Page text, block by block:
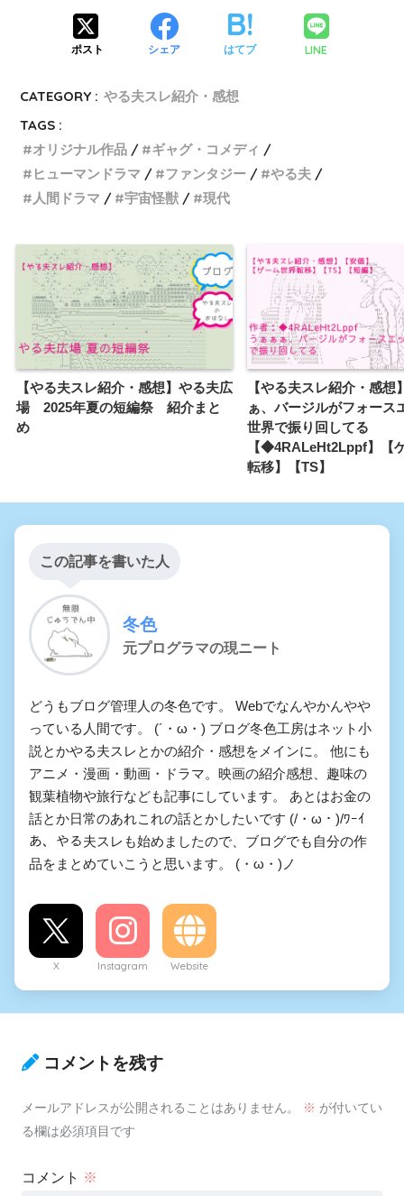
ポスト シェア はてブ LINE
CATEGORY : やる夫スレ紹介・感想
TAGS :
オリジナル作品
ギャグ・コメディ
ヒューマンドラマ
ファンタジー
やる夫
人間ドラマ
宇宙怪獣 現代
【やる夫スレ紹介・感想】やる夫広
場 2025年夏の短編祭 紹介まと
め
【やる夫スレ紹介・感想
ぁ、バージルがフォース
世界で振り回してる
【◆4RALeHt2Lppf】【
転移】【TS】
この記事を書いた人
冬色
元プログラマの現ニート
どうもブログ管理人の冬色です。 Webでなんやかんやや
っている人間です。 (´・ω・) ブログ冬色工房はネット小
説とかやる夫スレとかの紹介・感想をメインに。 他にも
アニメ・漫画・動画・ドラマ。映画の紹介感想、趣味の
観葉植物や旅行なども記事にしています。 あとはお金の
話とか日常のあれこれの話とかしたいです (/・ω・)/ﾜｰｲ
あ、やる夫スレも始めましたので、ブログでも自分の作
品をまとめていこうと思います。 (・ω・)ノ
X Instagram Website
コメントを残す
メールアドレスが公開されることはありません。 ※ が付いてい
る欄は必須項目です
コメント ※